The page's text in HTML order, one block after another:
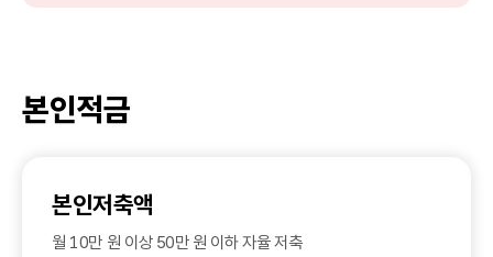
본인적금
본인저축액
월 10만 원 이상 50만 원 이하 자율 저축